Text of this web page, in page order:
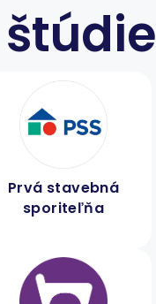
Prvá stavebná
sporiteľňa